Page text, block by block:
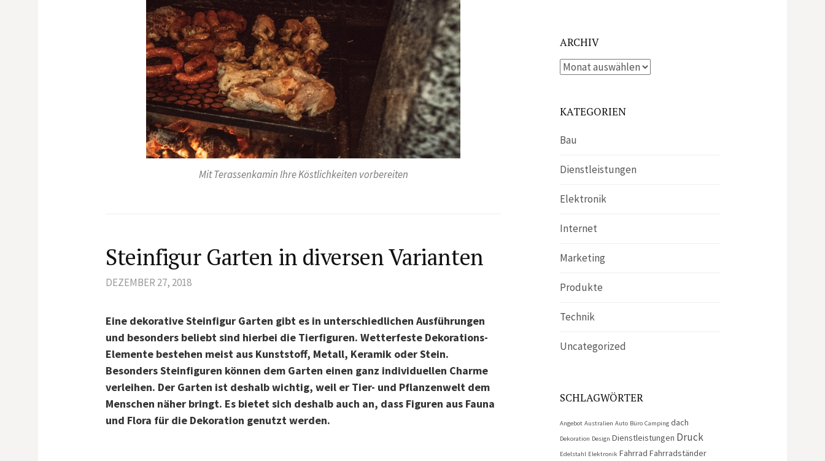
Mit Terassenkamin Ihre Köstlichkeiten vorbereiten
Steinfigur Garten in diversen Varianten
DEZEMBER 27, 2018
Eine dekorative Steinfigur Garten gibt es in unterschiedlichen Ausführungen
und besonders beliebt sind hierbei die Tierfiguren. Wetterfeste Dekorations-
Elemente bestehen meist aus Kunststoff, Metall, Keramik oder Stein.
Besonders Steinfiguren können dem Garten einen ganz individuellen Charme
verleihen. Der Garten ist deshalb wichtig, weil er Tier- und Pflanzenwelt dem
Menschen näher bringt. Es bietet sich deshalb auch an, dass Figuren aus Fauna
und Flora für die Dekoration genutzt werden.
ARCHIV
Archiv
KATEGORIEN
Bau
Dienstleistungen
Elektronik
Internet
Marketing
Produkte
Technik
Uncategorized
SCHLAGWÖRTER
Angebot Australien Auto Büro Camping dach
Dekoration Design Dienstleistungen Druck
Edelstahl Elektronik Fahrrad Fahrradständer